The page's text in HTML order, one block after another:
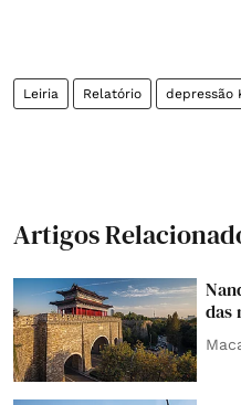
Leiria Relatório depressão
Artigos
das